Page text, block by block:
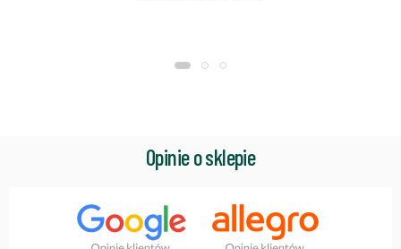
Opinie o sklepie